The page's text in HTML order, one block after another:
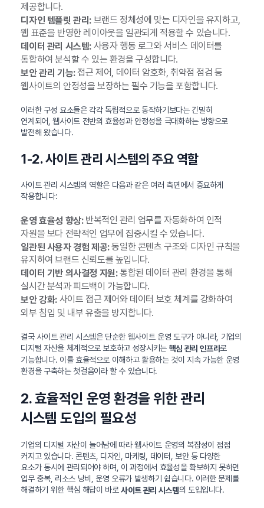
제공합니다.
디자인 템플릿 관리:브랜드 정체성에 맞는 디자인을 유지하고,
웹 표준을 반영한 레이아웃을 일관되게 적용할 수 있습니다.
데이터 관리 시스템:사용자 행동 로그와 서비스 데이터를
통합하여 분석할 수 있는 환경을 구성합니다.
보안 관리 기능:접근 제어, 데이터 암호화, 취약점 점검 등
웹사이트의 안정성을 보장하는 필수 기능을 포함합니다.
이러한 구성 요소들은 각각 독립적으로 동작하기보다는 긴밀히
연계되어, 웹사이트 전반의 효율성과 안정성을 극대화하는 방향으로
발전해 왔습니다.
1-2. 사이트 관리 시스템의 주요 역할
사이트 관리 시스템의 역할은 다음과 같은 여러 측면에서 중요하게
작용합니다:
운영 효율성 향상:반복적인 관리 업무를 자동화하여 인적
자원을 보다 전략적인 업무에 집중시킬 수 있습니다.
일관된 사용자 경험 제공:동일한 콘텐츠 구조와 디자인 규칙을
유지하여 브랜드 신뢰도를 높입니다.
데이터 기반 의사결정 지원:통합된 데이터 관리 환경을 통해
실시간 분석과 피드백이 가능합니다.
보안 강화:사이트 접근 제어와 데이터 보호 체계를 강화하여
외부 침입 및 내부 유출을 방지합니다.
결국 사이트 관리 시스템은 단순한 웹사이트 운영 도구가 아니라, 기업의
디지털 자산을 체계적으로 보호하고 성장시키는 핵심 관리 인프라로
기능합니다. 이를 효율적으로 이해하고 활용하는 것이 지속 가능한 운영
환경을 구축하는 첫걸음이라 할 수 있습니다.
2. 효율적인 운영 환경을 위한 관리
시스템 도입의 필요성
기업의 디지털 자산이 늘어남에 따라 웹사이트 운영의 복잡성이 점점
커지고 있습니다. 콘텐츠, 디자인, 마케팅, 데이터, 보안 등 다양한
요소가 동시에 관리되어야 하며, 이 과정에서 효율성을 확보하지 못하면
업무 중복, 리소스 낭비, 운영 오류가 발생하기 쉽습니다. 이러한 문제를
해결하기 위한 핵심 해답이 바로사이트 관리 시스템의 도입입니다.